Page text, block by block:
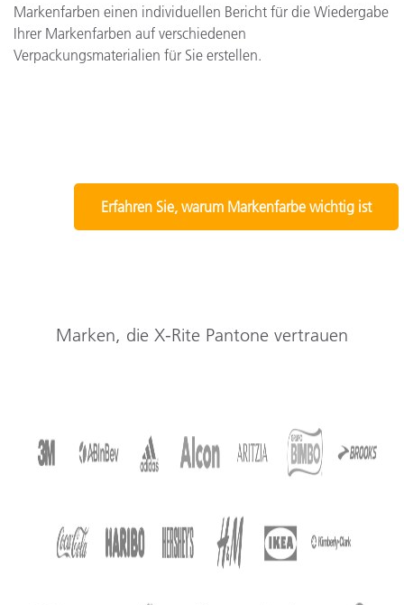
Markenfarben einen individuellen Bericht für die Wiedergabe
Ihrer Markenfarben auf verschiedenen
Verpackungsmaterialien für Sie erstellen.
Erfahren Sie, warum Markenfarbe wichtig ist
Marken, die X-Rite Pantone vertrauen